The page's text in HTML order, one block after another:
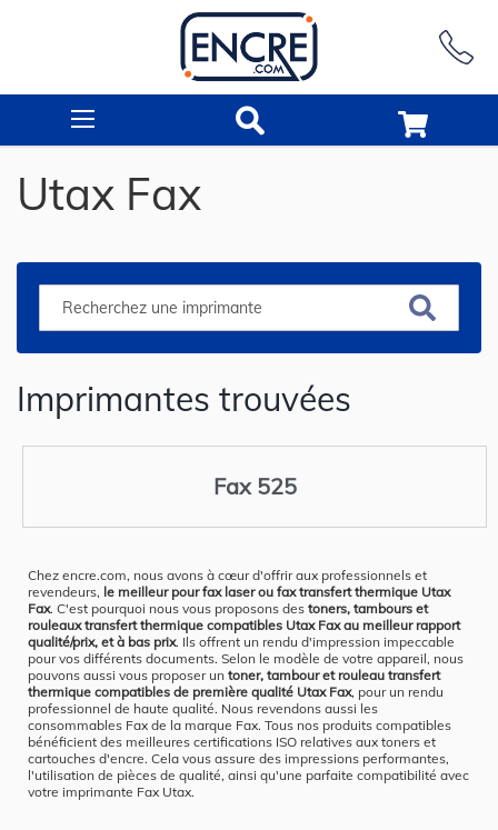
Utax Fax
Imprimantes trouvées
Fax 525
Chez encre.com, nous avons à cœur d'offrir aux professionnels et
revendeurs, le meilleur pour fax laser ou fax transfert thermique Utax
Fax. C'est pourquoi nous vous proposons des toners, tambours et
rouleaux transfert thermique compatibles Utax Fax au meilleur rapport
qualité/prix, et à bas prix. Ils offrent un rendu d'impression impeccable
pour vos différents documents. Selon le modèle de votre appareil, nous
pouvons aussi vous proposer un toner, tambour et rouleau transfert
thermique compatibles de première qualité Utax Fax, pour un rendu
professionnel de haute qualité. Nous revendons aussi les
consommables Fax de la marque Fax. Tous nos produits compatibles
bénéficient des meilleures certifications ISO relatives aux toners et
cartouches d'encre. Cela vous assure des impressions performantes,
l'utilisation de pièces de qualité, ainsi qu'une parfaite compatibilité avec
votre imprimante Fax Utax.